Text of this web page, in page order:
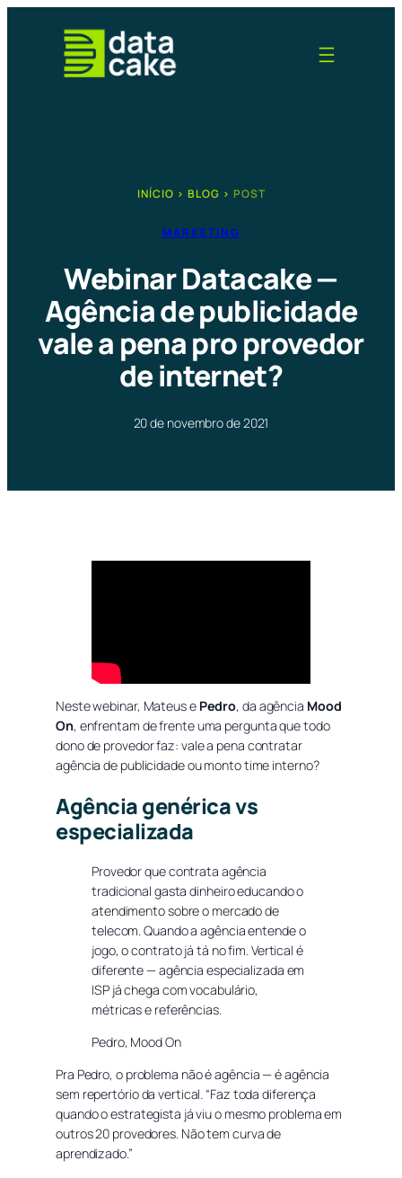
INÍCIO › BLOG › POST
MARKETING
Webinar Datacake —
Agência de publicidade
vale a pena pro provedor
de internet?
20 de novembro de 2021
Neste webinar, Mateus e Pedro, da agência Mood
On, enfrentam de frente uma pergunta que todo
dono de provedor faz: vale a pena contratar
agência de publicidade ou monto time interno?
Agência genérica vs
especializada
Provedor que contrata agência
tradicional gasta dinheiro educando o
atendimento sobre o mercado de
telecom. Quando a agência entende o
jogo, o contrato já tá no fim. Vertical é
diferente — agência especializada em
ISP já chega com vocabulário,
métricas e referências.
Pedro, Mood On
Pra Pedro, o problema não é agência — é agência
sem repertório da vertical. “Faz toda diferença
quando o estrategista já viu o mesmo problema em
outros 20 provedores. Não tem curva de
aprendizado.”